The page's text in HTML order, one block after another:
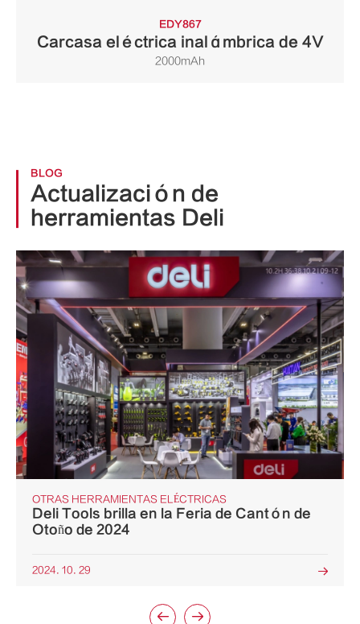
EDY867
Carcasa eléctrica inalámbrica de 4V
2000mAh
BLOG
Actualización de
herramientas Deli
OTRAS HERRAMIENTAS ELÉCTRICAS
Deli Tools brilla en la Feria de Cantón de
Otoño de 2024
2024. 10. 29 
 